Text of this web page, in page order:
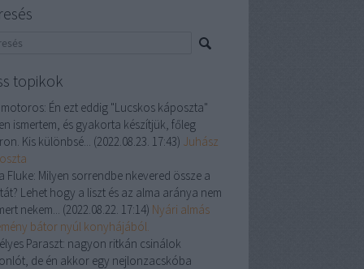
topikok
motoros: Én ezt eddig "Lucskos káposzta"
ismertem, és gyakorta készítjük, főleg
Kis különbsé... (2022.08.23. 17:43) Juhász
Fluke: Milyen sorrendbe nkevered össze a
Lehet hogy a liszt és az alma aránya nem
nekem... (2022.08.22. 17:14) Nyári almás
bátor nyúl konyhájából.
Paraszt: nagyon ritkán csinálok
de én akkor egy nejlonzacskóba